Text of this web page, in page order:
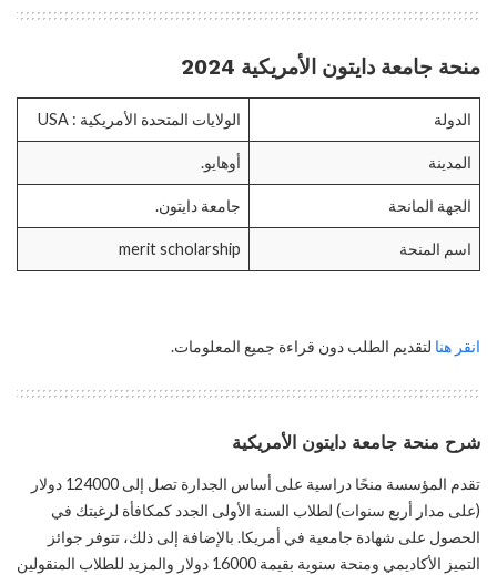
منحة جامعة دايتون الأمريكية 2024
الدولة الولايات المتحدة الأمريكية : USA
المدينة أوهايو.
الجهة المانحة جامعة دايتون.
اسم المنحة merit scholarship
انقر هنا لتقديم الطلب دون قراءة جميع المعلومات.
شرح منحة جامعة دايتون الأمريكية
تقدم المؤسسة منحًا دراسية على أساس الجدارة تصل إلى 124000 دولار
(على مدار أربع سنوات) لطلاب السنة الأولى الجدد كمكافأة لرغبتك في
الحصول على شهادة جامعية في أمريكا. بالإضافة إلى ذلك، تتوفر جوائز
التميز الأكاديمي ومنحة سنوية بقيمة 16000 دولار والمزيد للطلاب المنقولين